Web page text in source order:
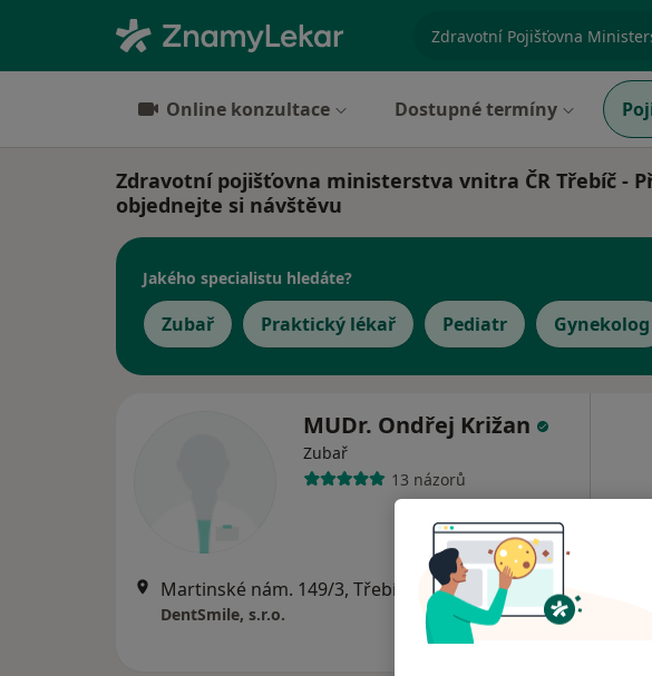
specializace, nemoc nebo
Online konzultace Dostupné termíny
Zdravotní pojišťovna ministerstva vnitra ČR Třebíč -
objednejte si návštěvu
Jakého specialistu hledáte?
Zubař Praktický lékař Pediatr Gynekolog
MUDr. Ondřej Križan
Zubař
13 názorů
Martinské nám. 149/3, Třebíč Mapa
DentSmile, s.r.o.